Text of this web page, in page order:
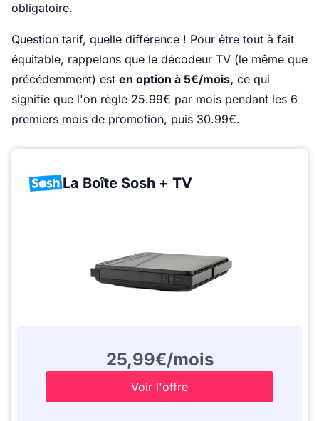
obligatoire.
Question tarif, quelle différence ! Pour être tout à fait
équitable, rappelons que le décodeur TV (le même que
précédemment) est en option à 5€/mois, ce qui
signifie que l'on règle 25.99€ par mois pendant les 6
premiers mois de promotion, puis 30.99€.
La Boîte Sosh + TV
25,99€/mois
Voir l'offre